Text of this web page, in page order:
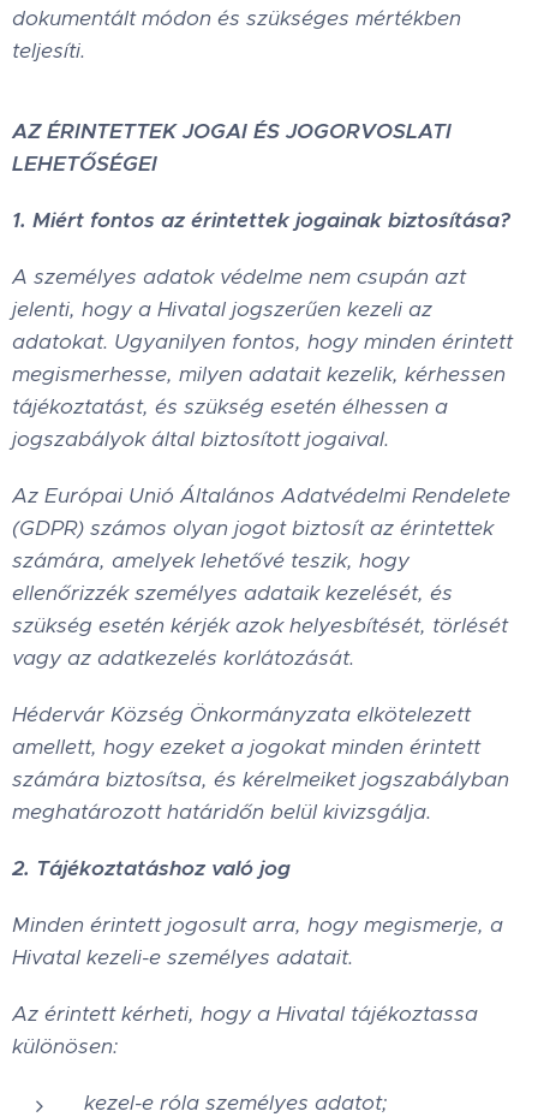
dokumentált módon és szükséges mértékben
teljesíti.
AZ ÉRINTETTEK JOGAI ÉS JOGORVOSLATI
LEHETŐSÉGEI
1. Miért fontos az érintettek jogainak biztosítása?
A személyes adatok védelme nem csupán azt
jelenti, hogy a Hivatal jogszerűen kezeli az
adatokat. Ugyanilyen fontos, hogy minden érintett
megismerhesse, milyen adatait kezelik, kérhessen
tájékoztatást, és szükség esetén élhessen a
jogszabályok által biztosított jogaival.
Az Európai Unió Általános Adatvédelmi Rendelete
(GDPR) számos olyan jogot biztosít az érintettek
számára, amelyek lehetővé teszik, hogy
ellenőrizzék személyes adataik kezelését, és
szükség esetén kérjék azok helyesbítését, törlését
vagy az adatkezelés korlátozását.
Hédervár Község Önkormányzata elkötelezett
amellett, hogy ezeket a jogokat minden érintett
számára biztosítsa, és kérelmeiket jogszabályban
meghatározott határidőn belül kivizsgálja.
2. Tájékoztatáshoz való jog
Minden érintett jogosult arra, hogy megismerje, a
Hivatal kezeli-e személyes adatait.
Az érintett kérheti, hogy a Hivatal tájékoztassa
különösen:
kezel-e róla személyes adatot;